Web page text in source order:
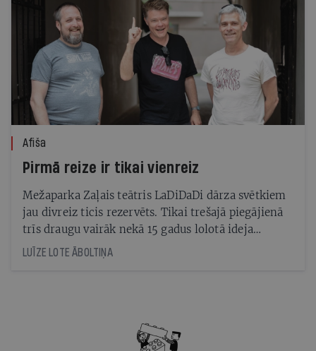
Afiša
Pirmā reize ir tikai vienreiz
Mežaparka Zaļais teātris LaDiDaDi dārza svētkiem
jau divreiz ticis rezervēts. Tikai trešajā piegājienā
trīs draugu vairāk nekā 15 gadus lolotā ideja
pārtaps īstā alternatīvās popmūzikas pasākumā
LUĪZE LOTE ĀBOLTIŅA